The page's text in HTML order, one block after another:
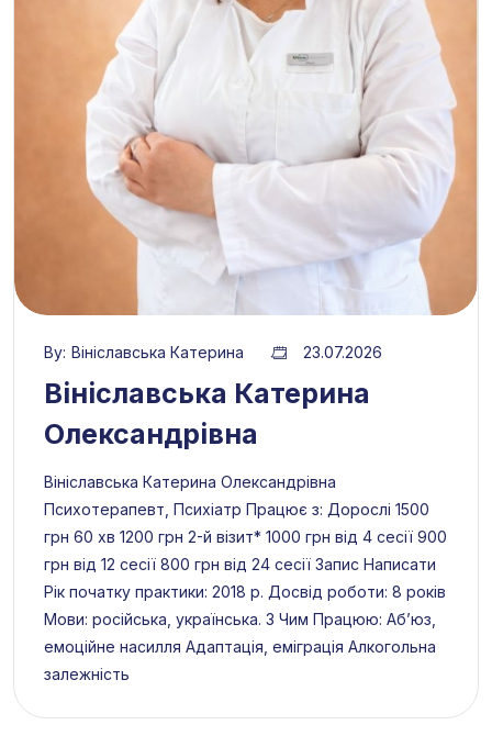
By: Вініславська Катерина 23.07.2026
Вініславська Катерина
Олександрівна
Вініславська Катерина Олександрівна
Психотерапевт, Психіатр Працює з: Дорослі 1500
грн 60 хв 1200 грн 2-й візит* 1000 грн від 4 сесії 900
грн від 12 сесії 800 грн від 24 сесії Запис Написати
Рік початку практики: 2018 р. Досвід роботи: 8 років
Мови: російська, українська. З Чим Працюю: Абʼюз,
емоційне насилля Адаптація, еміграція Алкогольна
залежність